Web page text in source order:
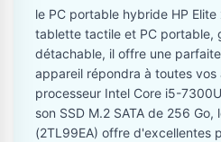
le PC portable hybride HP Elite
tablette tactile et PC portable,
détachable, il offre une
appareil répondra à toutes vos
processeur Intel Core i5-
son SSD M.2 SATA de 256 Go,
(2TL99EA) offre d'excellentes